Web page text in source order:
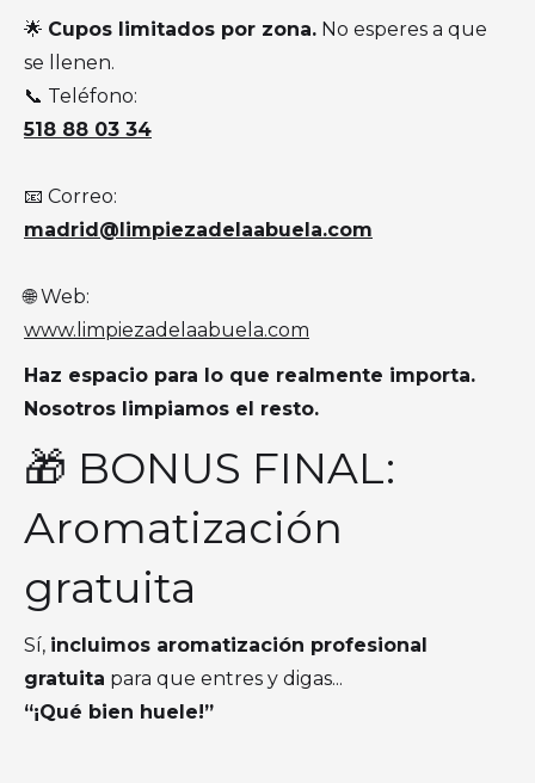
🌟 Cupos limitados por zona. No esperes a que
se llenen.
📞 Teléfono:
518 88 03 34
📧 Correo:
madrid@limpiezadelaabuela.com
🌐 Web:
www.limpiezadelaabuela.com
Haz espacio para lo que realmente importa.
Nosotros limpiamos el resto.
🎁 BONUS FINAL:
Aromatización
gratuita
Sí, incluimos aromatización profesional
gratuita para que entres y digas...
“¡Qué bien huele!”